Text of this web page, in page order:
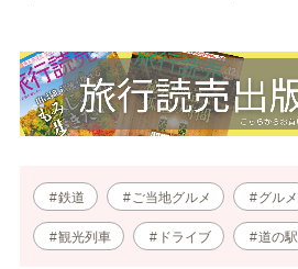
鉄道 ご当地グルメ グルメ
観光列車 ドライブ 道の駅